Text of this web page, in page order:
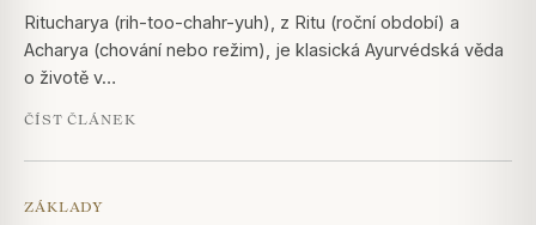
Ritucharya (rih-too-chahr-yuh), z Ritu (roční období) a
Acharya (chování nebo režim), je klasická Ayurvédská věda
o životě v…
ČÍST ČLÁNEK
ZÁKLADY